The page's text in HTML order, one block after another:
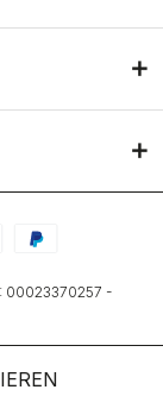
00023370257 -